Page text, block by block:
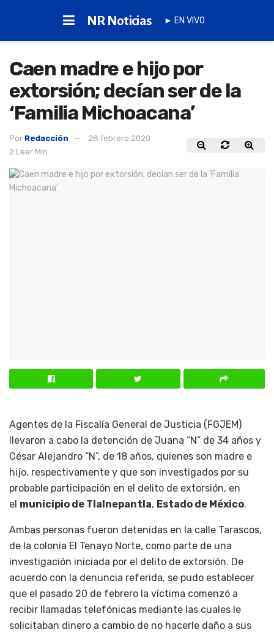
NR Noticias ► EN VIVO
Caen madre e hijo por
extorsión; decían ser de la
‘Familia Michoacana’
Por Redacción
28 febrero 2020
2 Leer Min
Agentes de la Fiscalía General de Justicia (FGJEM)
llevaron a cabo la detención de Juana “N” de 34 años y
César Alejandro “N”, de 18 años, quienes son madre e
hijo, respectivamente y que son investigados por su
probable participación en el delito de extorsión, en
el municipio de Tlalnepantla, Estado de México.
Ambas personas fueron detenidas en la calle Tarascos,
de la colonia El Tenayo Norte, como parte de una
investigación iniciada por el delito de extorsión. De
acuerdo con la denuncia referida, se pudo establecer
que el pasado 20 de febrero la víctima comenzó a
recibir llamadas telefónicas mediante las cuales le
solicitaban dinero a cambio de no hacerle daño a sus